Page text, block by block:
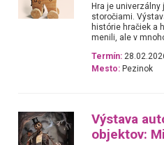
Hra je univerzálny
storočiami.
histórie hračiek a
menili, ale v
Termín:
Mesto: Pezinok
Výstava
objektov: